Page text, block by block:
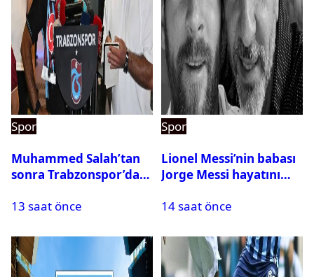
Spor
Muhammed Salah’tan
sonra Trabzonspor’dan
13 saat önce
Spor
Lionel Messi’nin babası
Jorge Messi hayatını
14 saat önce